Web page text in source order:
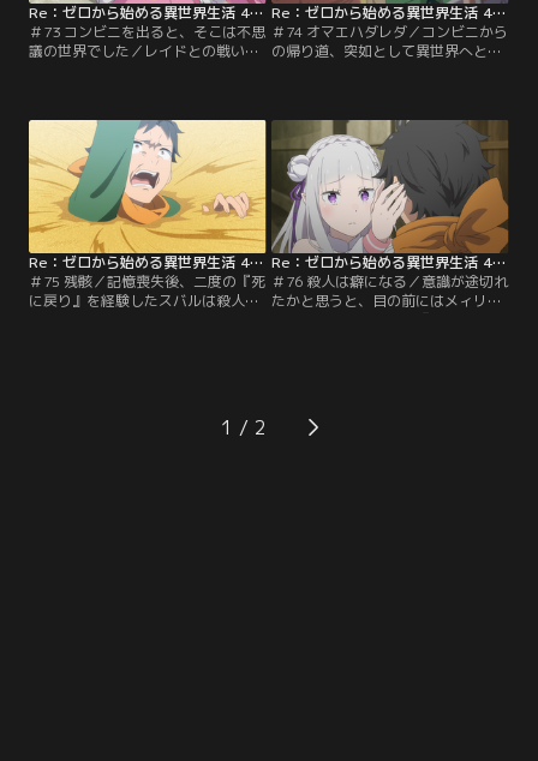
Re：ゼロから始める異世界生活 4th season 第73話
＃73 コンビニを出ると、そこは不思
議の世界でした／レイドとの戦いで
聞き出そうとするも、有益な情報を
得られない。束の間の朗らかな食事
を終えた夜更け、目覚めたスバルは
バルコニーでたたずむ襟ドナを発見
する。アナスタシアを演じず…。
Re：ゼロから始める異世界生活 4th season 第74話
＃74 オマエハダレダ／コンビニから
の帰り道、突如として異世界へと召
たが、どうやら召喚されてから今ま
での記憶を失ってしまったらしい。
塔の『試験』に挑戦中だと教えてく
れたが、異世界に招かれた人間が超
常の力を発揮するといったお約束の
展開もなく…。
Re：ゼロから始める異世界生活 4th season 第75話
＃75 残骸／記憶喪失後、二度の『死
に戻り』を経験したスバルは殺人鬼
れながら地下通路を進むも、何故か
監視塔からは逃れられない。目的を
Re：ゼロから始める異世界生活 4th season 第76話
＃76 殺人は癖になる／意識が途切れ
たかと思うと、目の前にはメィリィ
者の書』を発見していた。代表して
『死者の書』を読み、彼女の孤独な
1